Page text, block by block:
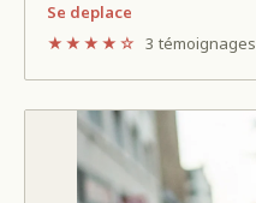
Se deplace
★★★★☆ 3 témoignages